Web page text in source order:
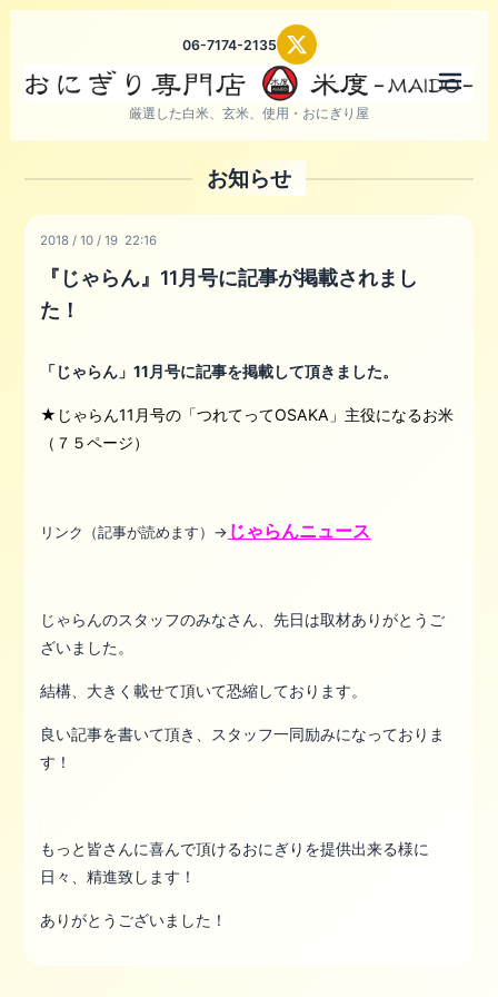
06-7174-2135
厳選した白米、玄米、使用・おにぎり屋
お知らせ
2018 /10 /19 22:16
『じゃらん』11月号に記事が掲載されまし
た！
「じゃらん」11月号に記事を掲載して頂きました。
★じゃらん11月号の「つれてってOSAKA」主役になるお米
（７５ページ）
リンク（記事が読めます）→ じゃらんニュース
じゃらんのスタッフのみなさん、先日は取材ありがとうご
ざいました。
結構、大きく載せて頂いて恐縮しております。
良い記事を書いて頂き、スタッフ一同励みになっておりま
す！
もっと皆さんに喜んで頂けるおにぎりを提供出来る様に
日々、精進致します！
ありがとうございました！